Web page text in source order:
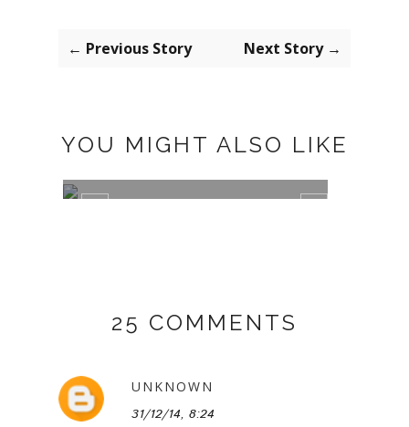
← Previous Story Next Story →
YOU MIGHT ALSO LIKE
25 COMMENTS
UNKNOWN
31/12/14, 8:24